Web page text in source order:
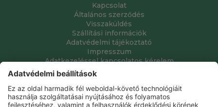
Kapcsolat
Általános szerződés
Visszaküldés
Szállítási információk
Adatvédelmi tájékoztató
Impresszum
Adatkezeléssel kapcsolatos kérelem